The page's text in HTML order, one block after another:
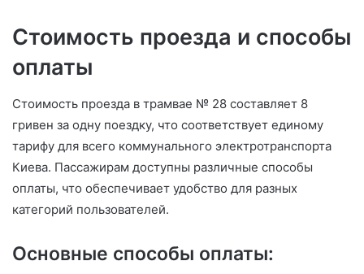
Стоимость проезда и способы
оплаты
Стоимость проезда в трамвае № 28 составляет 8
гривен за одну поездку, что соответствует единому
тарифу для всего коммунального электротранспорта
Киева. Пассажирам доступны различные способы
оплаты, что обеспечивает удобство для разных
категорий пользователей.
Основные способы оплаты: